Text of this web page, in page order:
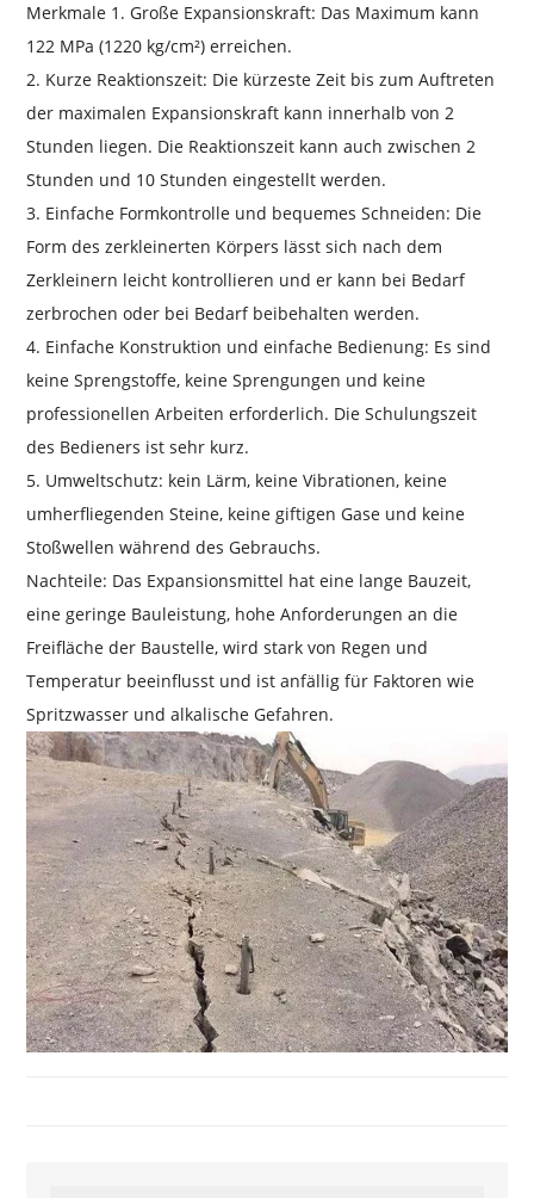
Merkmale 1. Große Expansionskraft: Das Maximum kann
122 MPa (1220 kg/cm²) erreichen.
2. Kurze Reaktionszeit: Die kürzeste Zeit bis zum Auftreten
der maximalen Expansionskraft kann innerhalb von 2
Stunden liegen. Die Reaktionszeit kann auch zwischen 2
Stunden und 10 Stunden eingestellt werden.
3. Einfache Formkontrolle und bequemes Schneiden: Die
Form des zerkleinerten Körpers lässt sich nach dem
Zerkleinern leicht kontrollieren und er kann bei Bedarf
zerbrochen oder bei Bedarf beibehalten werden.
4. Einfache Konstruktion und einfache Bedienung: Es sind
keine Sprengstoffe, keine Sprengungen und keine
professionellen Arbeiten erforderlich. Die Schulungszeit
des Bedieners ist sehr kurz.
5. Umweltschutz: kein Lärm, keine Vibrationen, keine
umherfliegenden Steine, keine giftigen Gase und keine
Stoßwellen während des Gebrauchs.
Nachteile: Das Expansionsmittel hat eine lange Bauzeit,
eine geringe Bauleistung, hohe Anforderungen an die
Freifläche der Baustelle, wird stark von Regen und
Temperatur beeinflusst und ist anfällig für Faktoren wie
Spritzwasser und alkalische Gefahren.